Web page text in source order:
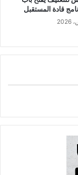
قادة المستقبل